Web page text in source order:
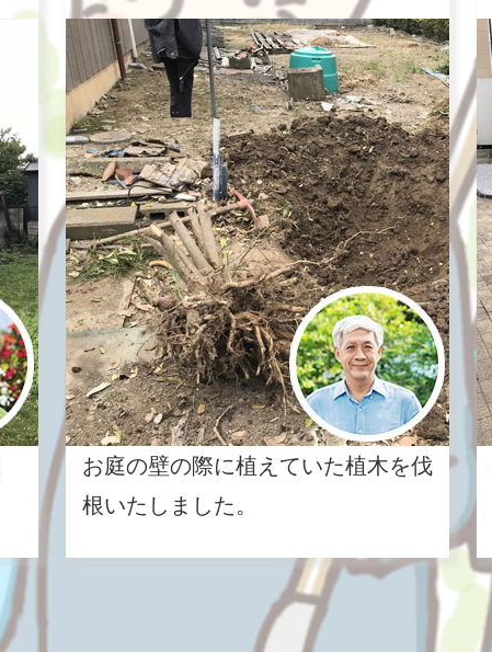
お庭の壁の際に植えていた植木を伐
根いたしました。